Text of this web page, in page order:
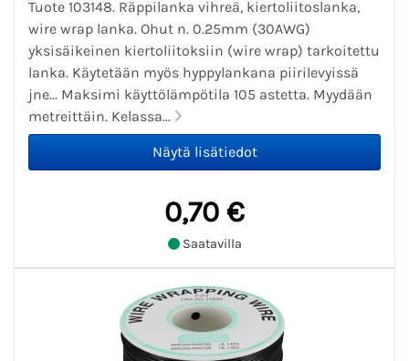
Tuote 103148. Räppilanka vihreä, kiertoliitoslanka,
wire wrap lanka. Ohut n. 0.25mm (30AWG)
yksisäikeinen kiertoliitoksiin (wire wrap) tarkoitettu
lanka. Käytetään myös hyppylankana piirilevyissä
jne... Maksimi käyttölämpötila 105 astetta. Myydään
metreittäin. Kelassa...
0,70 €
Saatavilla